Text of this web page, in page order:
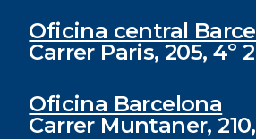
Oficina central
Carrer Paris, 205, 4º
Oficina Barcelona
Carrer Muntaner,